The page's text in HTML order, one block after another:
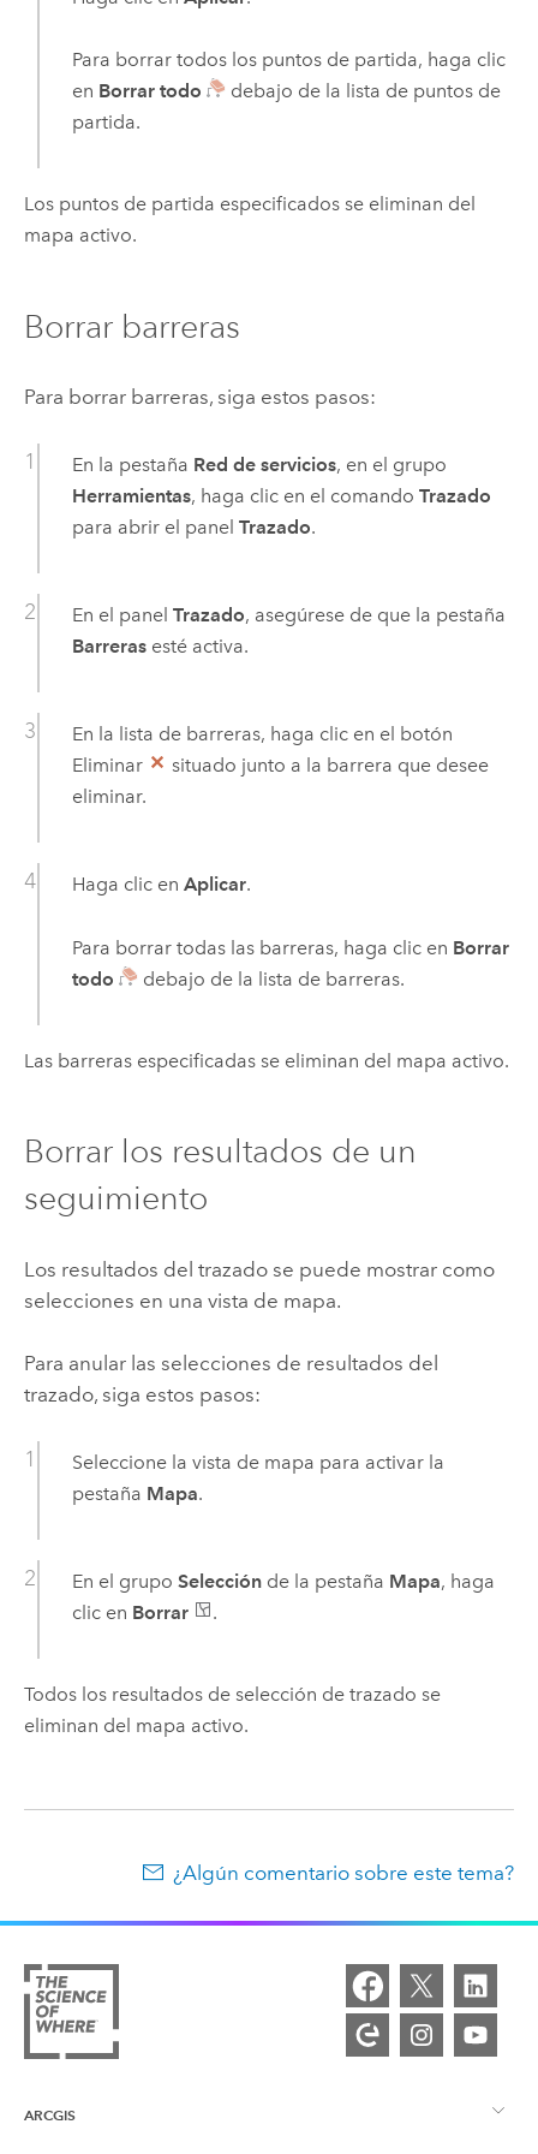
Para borrar todos los puntos de partida, haga clic
en Borrar todo
debajo de la lista de puntos de
partida.
Los puntos de partida especificados se eliminan del
mapa activo.
Borrar barreras
Para borrar barreras, siga estos pasos:
En la pestaña Red de servicios, en el grupo
Herramientas, haga clic en el comando Trazado
para abrir el panel Trazado.
En el panel Trazado, asegúrese de que la pestaña
Barrerasesté activa.
En la lista de barreras, haga clic en el botón
Eliminar
situado junto a la barrera que desee
eliminar.
Haga clic en Aplicar.
Para borrar todas las barreras, haga clic en Borrar
todo
debajo de la lista de barreras.
Las barreras especificadas se eliminan del mapa activo.
Borrar los resultados de un
seguimiento
Los resultados del trazado se puede mostrar como
selecciones en una vista de mapa.
Para anular las selecciones de resultados del
trazado, siga estos pasos:
Seleccione la vista de mapa para activar la
pestaña Mapa.
En el grupo Selecciónde la pestaña Mapa, haga
clic en Borrar .
Todos los resultados de selección de trazado se
eliminan del mapa activo.
¿Algún comentario sobre este tema?
ARCGIS